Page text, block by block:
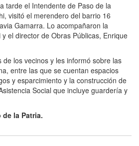
tarde el Intendente de Paso de la
visitó el merendero del barrio 16
Gamarra. Lo acompañaron la
el director de Obras Públicas, Enrique
los vecinos y les informó sobre las
entre las que se cuentan espacios
y esparcimiento y la construcción de
Social que incluye guardería y
la Patria.